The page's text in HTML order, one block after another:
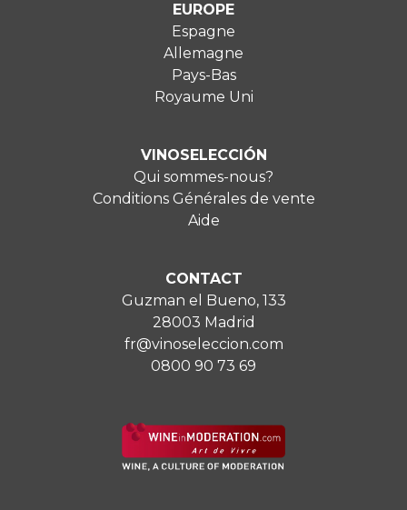
EUROPE
Espagne
Allemagne
Pays-Bas
Royaume Uni
VINOSELECCIÓN
Qui sommes-nous?
Conditions Générales de vente
Aide
CONTACT
Guzman el Bueno, 133
28003 Madrid
fr@vinoseleccion.com
0800 90 73 69